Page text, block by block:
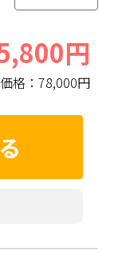
円
格： 78,000円